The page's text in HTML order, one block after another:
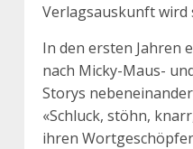
Verlagsauskunft wird
In den ersten Jahren
nach Micky-Maus-
Storys
«Schluck, stöhn,
ihren